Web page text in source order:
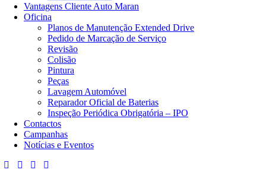
Vantagens Cliente Auto Maran
Oficina
Planos de Manutenção Extended Drive
Pedido de Marcação de Serviço
Revisão
Colisão
Pintura
Peças
Lavagem Automóvel
Reparador Oficial de Baterias
Inspeção Periódica Obrigatória – IPO
Contactos
Campanhas
Notícias e Eventos